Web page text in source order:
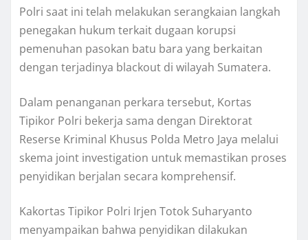
Polri saat ini telah melakukan serangkaian langkah
penegakan hukum terkait dugaan korupsi
pemenuhan pasokan batu bara yang berkaitan
dengan terjadinya blackout di wilayah Sumatera.
Dalam penanganan perkara tersebut, Kortas
Tipikor Polri bekerja sama dengan Direktorat
Reserse Kriminal Khusus Polda Metro Jaya melalui
skema joint investigation untuk memastikan proses
penyidikan berjalan secara komprehensif.
Kakortas Tipikor Polri Irjen Totok Suharyanto
menyampaikan bahwa penyidikan dilakukan